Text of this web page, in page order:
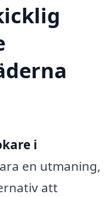
i
en utmaning,
att